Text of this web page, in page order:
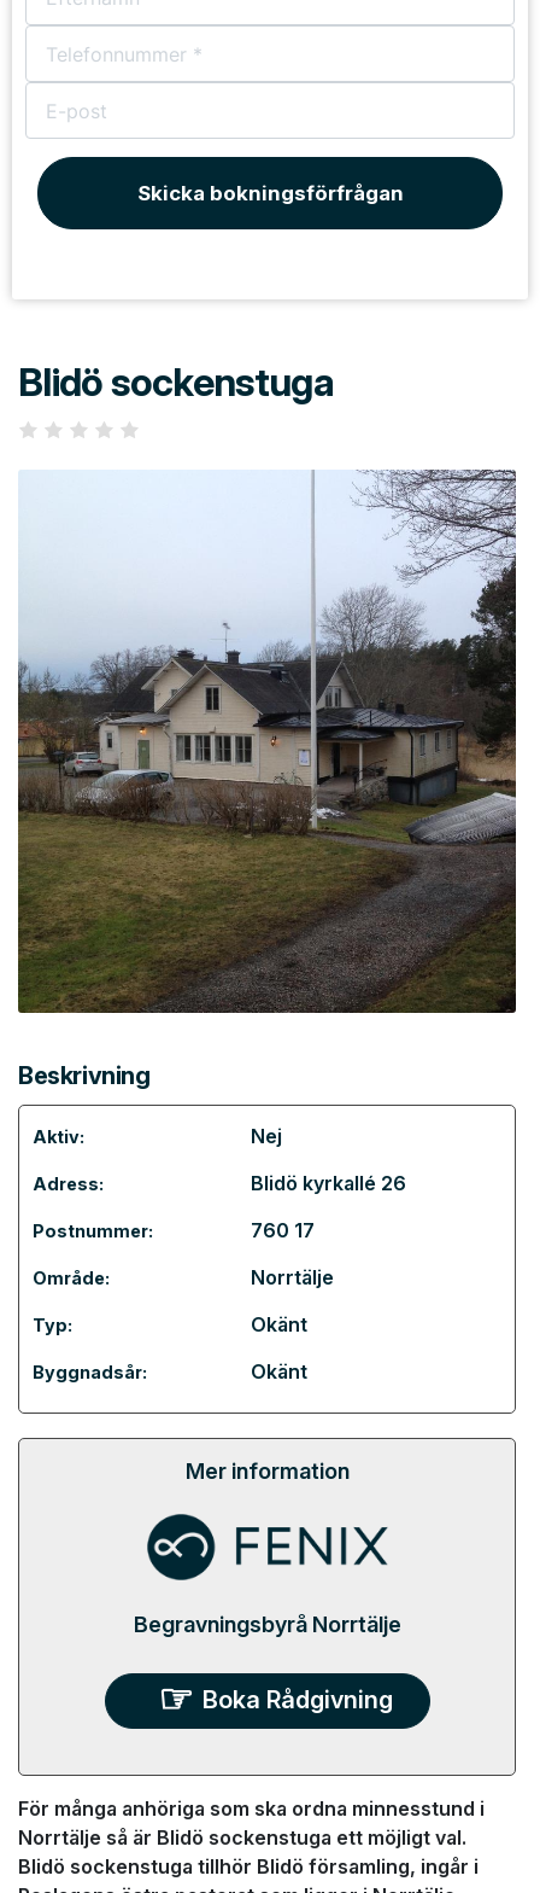
Skicka bokningsförfrågan
Blidö sockenstuga
Beskrivning
Aktiv: Nej
Adress: Blidö kyrkallé 26
Postnummer: 760 17
Område: Norrtälje
Typ: Okänt
Byggnadsår: Okänt
Mer information
Begravningsbyrå Norrtälje
Boka Rådgivning
För många anhöriga som ska ordna minnesstund i
Norrtälje så är Blidö sockenstuga ett möjligt val.
Blidö sockenstuga tillhör Blidö församling, ingår i